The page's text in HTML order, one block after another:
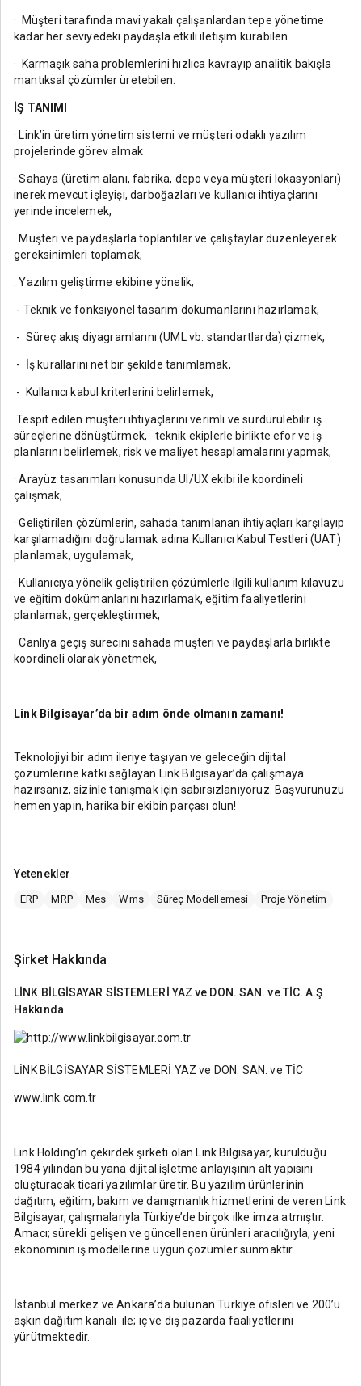
· Müşteri tarafında mavi yakalı çalışanlardan tepe yönetime
kadar her seviyedeki paydaşla etkili iletişim kurabilen
· Karmaşık saha problemlerini hızlıca kavrayıp analitik bakışla
mantıksal çözümler üretebilen.
İŞ TANIMI
· Link’in üretim yönetim sistemi ve müşteri odaklı yazılım
projelerinde görev almak
· Sahaya (üretim alanı, fabrika, depo veya müşteri lokasyonları)
inerek mevcut işleyişi, darboğazları ve kullanıcı ihtiyaçlarını
yerinde incelemek,
· Müşteri ve paydaşlarla toplantılar ve çalıştaylar düzenleyerek
gereksinimleri toplamak,
. Yazılım geliştirme ekibine yönelik;
- Teknik ve fonksiyonel tasarım dokümanlarını hazırlamak,
- Süreç akış diyagramlarını (UML vb. standartlarda) çizmek,
- İş kurallarını net bir şekilde tanımlamak,
- Kullanıcı kabul kriterlerini belirlemek,
.Tespit edilen müşteri ihtiyaçlarını verimli ve sürdürülebilir iş
süreçlerine dönüştürmek, teknik ekiplerle birlikte efor ve iş
planlarını belirlemek, risk ve maliyet hesaplamalarını yapmak,
· Arayüz tasarımları konusunda UI/UX ekibi ile koordineli
çalışmak,
· Geliştirilen çözümlerin, sahada tanımlanan ihtiyaçları karşılayıp
karşılamadığını doğrulamak adına Kullanıcı Kabul Testleri (UAT)
planlamak, uygulamak,
· Kullanıcıya yönelik geliştirilen çözümlerle ilgili kullanım kılavuzu
ve eğitim dokümanlarını hazırlamak, eğitim faaliyetlerini
planlamak, gerçekleştirmek,
· Canlıya geçiş sürecini sahada müşteri ve paydaşlarla birlikte
koordineli olarak yönetmek,
Link Bilgisayar’da bir adım önde olmanın zamanı!
Teknolojiyi bir adım ileriye taşıyan ve geleceğin dijital
çözümlerine katkı sağlayan Link Bilgisayar’da çalışmaya
hazırsanız, sizinle tanışmak için sabırsızlanıyoruz. Başvurunuzu
hemen yapın, harika bir ekibin parçası olun!
Yetenekler
ERP MRP Mes Wms Süreç Modellemesi Proje Yönetim
Şirket Hakkında
LİNK BİLGİSAYAR SİSTEMLERİ YAZ ve DON. SAN. ve TİC. A.Ş
Hakkında
LİNK BİLGİSAYAR SİSTEMLERİ YAZ ve DON. SAN. ve TİC
www.link.com.tr
Link Holding’in çekirdek şirketi olan Link Bilgisayar, kurulduğu
1984 yılından bu yana dijital işletme anlayışının alt yapısını
oluşturacak ticari yazılımlar üretir. Bu yazılım ürünlerinin
dağıtım, eğitim, bakım ve danışmanlık hizmetlerini de veren Link
Bilgisayar, çalışmalarıyla Türkiye’de birçok ilke imza atmıştır.
Amacı; sürekli gelişen ve güncellenen ürünleri aracılığıyla, yeni
ekonominin iş modellerine uygun çözümler sunmaktır.
İstanbul merkez ve Ankara’da bulunan Türkiye ofisleri ve 200’ü
aşkın dağıtım kanalı ile; iç ve dış pazarda faaliyetlerini
yürütmektedir.